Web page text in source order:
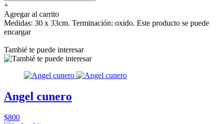
+
Agregar al carrito
Medidas: 30 x 33cm. Terminación: oxido. Este producto se puede
encargar
Tambié te puede interesar
Angel cunero
$800